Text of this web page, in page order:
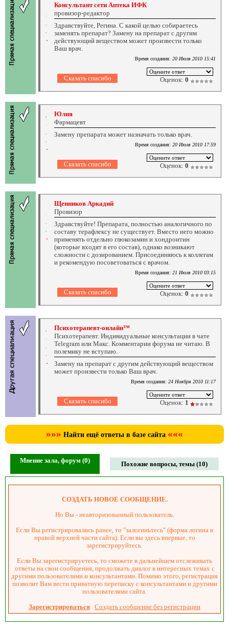
Консультант сети Аптека ИФК
провизор-редактор
Здравствуйте, Регина. С какой целью собираетесь
заменять препарат? Замену на препарат с другим
действующий веществом может произвести только
Ваш врач.
Время создания: 20 Июля 2010 15:41
Оценок: 0
Юлия
Фармацевт
Замену препарата может назначать только врач.
Время создания: 20 Июля 2010 17:59
Оценок: 0
Щенников Аркадий
Провизор
Здравствуйте! Препарата, полностью аналогичного по
составу терафлексу не существует. Вместо него можно
применять отдельно глюкозамин и хондроитин
(которые входят в его состав), однако возникают
сложности с дозированием. Присоединяюсь к коллегам
и рекомендую посоветоваться с врачом.
Время создания: 21 Июля 2010 03:15
Оценок: 0
Психотерапевт-онлайн™
Психотерапевт. Индивидуальные консультации в чате
Telegram или Макс. Комментарии форума не читаю. В
полемику не вступаю.
Замену на препарат с другим действующий веществом
может произвести только Ваш врач.
Время создания: 24 Ноября 2010 11:17
Оценок: 1
»»» Найти ещё ответы в базе сайта «««
Мнение зала, форум (0) Похожие вопросы, темы (10)
СОЗДАТЬ НОВОЕ СООБЩЕНИЕ.
Но Вы - неавторизованный пользователь.
Если Вы регистрировались ранее, то "залогиньтесь" (форма логина в
правой верхней части сайта). Если вы здесь впервые, то
зарегистрируйтесь.
Если Вы зарегистрируетесь, то сможете в дальнейшем отслеживать
ответы на свои сообщения, продолжать диалог в интересных темах с
другими пользователями и консультантами. Помимо этого, регистрация
позволит Вам вести приватную переписку с консультантами и другими
пользователями сайта.
Зарегистрироваться Создать сообщение без регистрации